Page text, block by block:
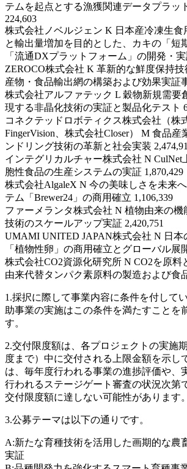
テムを起点とする漁獲関連データプラッ
224,603
株式会社ノベルジェン K 日本産冷凍生食
と輸出量増加を目的とした、カキの「短
「流通DXプラットフォーム」の開発・実
ZEROCO株式会社 K 革新的な鮮度保持
産物・食品輸出網の構築および効果実証
株式会社アルファテック L 穀物新規需要
現する非晶化技術の実証と製品化テスト
コネクテッドロボティクス株式会社（株
FingerVision、株式会社Closer） M 食品産
ンドリング技術の革新と社会実装
インテグリカルチャー株式会社 N CulNet
胞性食品の生産システムの実証 1,870,429
株式会社AlgaleX N 今の美味しさを未来
テム「Brewer24」の商用確立 1,106,339
ファーメランタ株式会社 N 植物由来の機
技術のスケールアップ実証 2,420,751
UMAMI UNITED JAPAN株式会社 N 日本
「植物性卵」の商用確立とグローバル展
株式会社CO2資源化研究所 N CO2を原料
由来代替タンパク素原料の製造および食
1.採択に際して事業内容に条件を付して
助事業の実施はこの条件を満たすことを
す。
2.交付限度額は、各プロジェクトの実施
度まで）中に交付される上限金額を示し
は、毎年度行われる事業の進捗評価や、
行われるステージゲート審査の状況次第
交付限度額に達しない可能性があります。
3.公募テーマは以下の通りです。
A:新たな育種技術を活用した画期的な農
実証